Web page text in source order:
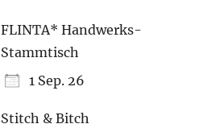
FLINTA* Handwerks-
Stammtisch
1 Sep. 26
Stitch & Bitch